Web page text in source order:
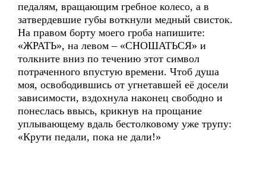
педалям, вращающим гребное колесо, а в
затвердевшие губы воткнули медный свисток.
На правом борту моего гроба напишите:
«ЖРАТЬ», на левом – «СНОШАТЬСЯ» и
толкните вниз по течению этот символ
потраченного впустую времени. Чтоб душа
моя, освободившись от угнетавшей её досели
зависимости, вздохнула наконец свободно и
понеслась ввысь, крикнув на прощание
уплывающему вдаль бестолковому уже трупу:
«Крути педали, пока не дали!»